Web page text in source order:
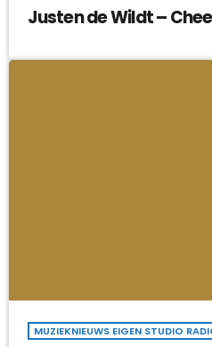
Justen de Wildt –
MUZIEKNIEUWS EIGEN STUDIO